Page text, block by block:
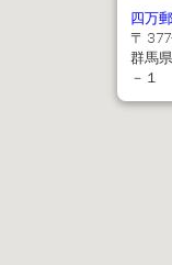
四万
〒
群馬
－１